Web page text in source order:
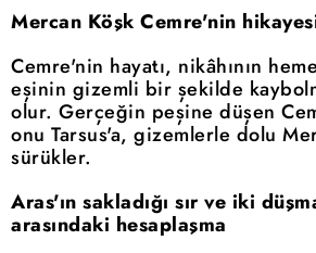
Mercan Köşk Cemre'nin
Cemre'nin hayatı, nikâhının
eşinin gizemli bir şekilde
olur. Gerçeğin peşine düşen
onu Tarsus'a, gizemlerle dolu
sürükler.
Aras'ın sakladığı sır ve iki
arasındaki hesaplaşma